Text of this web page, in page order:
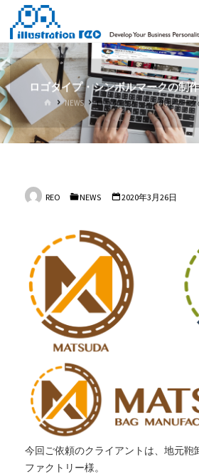
テ
ン
ツ
へ
ス
キ
ッ
ロゴタイプ・シンボルマークの制
ホ
ー
NEWS ロゴタイプ・シンボルマーク
REO NEWS 2020年3月26日
今回ご依頼のクライアントは、地元鞄
ファクトリー様。